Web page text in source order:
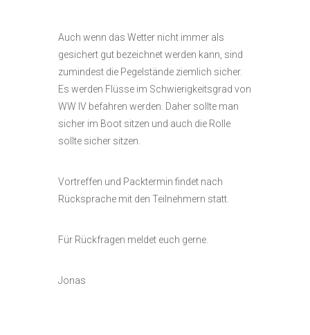
Auch wenn das Wetter nicht immer als
gesichert gut bezeichnet werden kann, sind
zumindest die Pegelstände ziemlich sicher.
Es werden Flüsse im Schwierigkeitsgrad von
WW IV befahren werden. Daher sollte man
sicher im Boot sitzen und auch die Rolle
sollte sicher sitzen.
Vortreffen und Packtermin findet nach
Rücksprache mit den Teilnehmern statt.
Für Rückfragen meldet euch gerne.
Jonas